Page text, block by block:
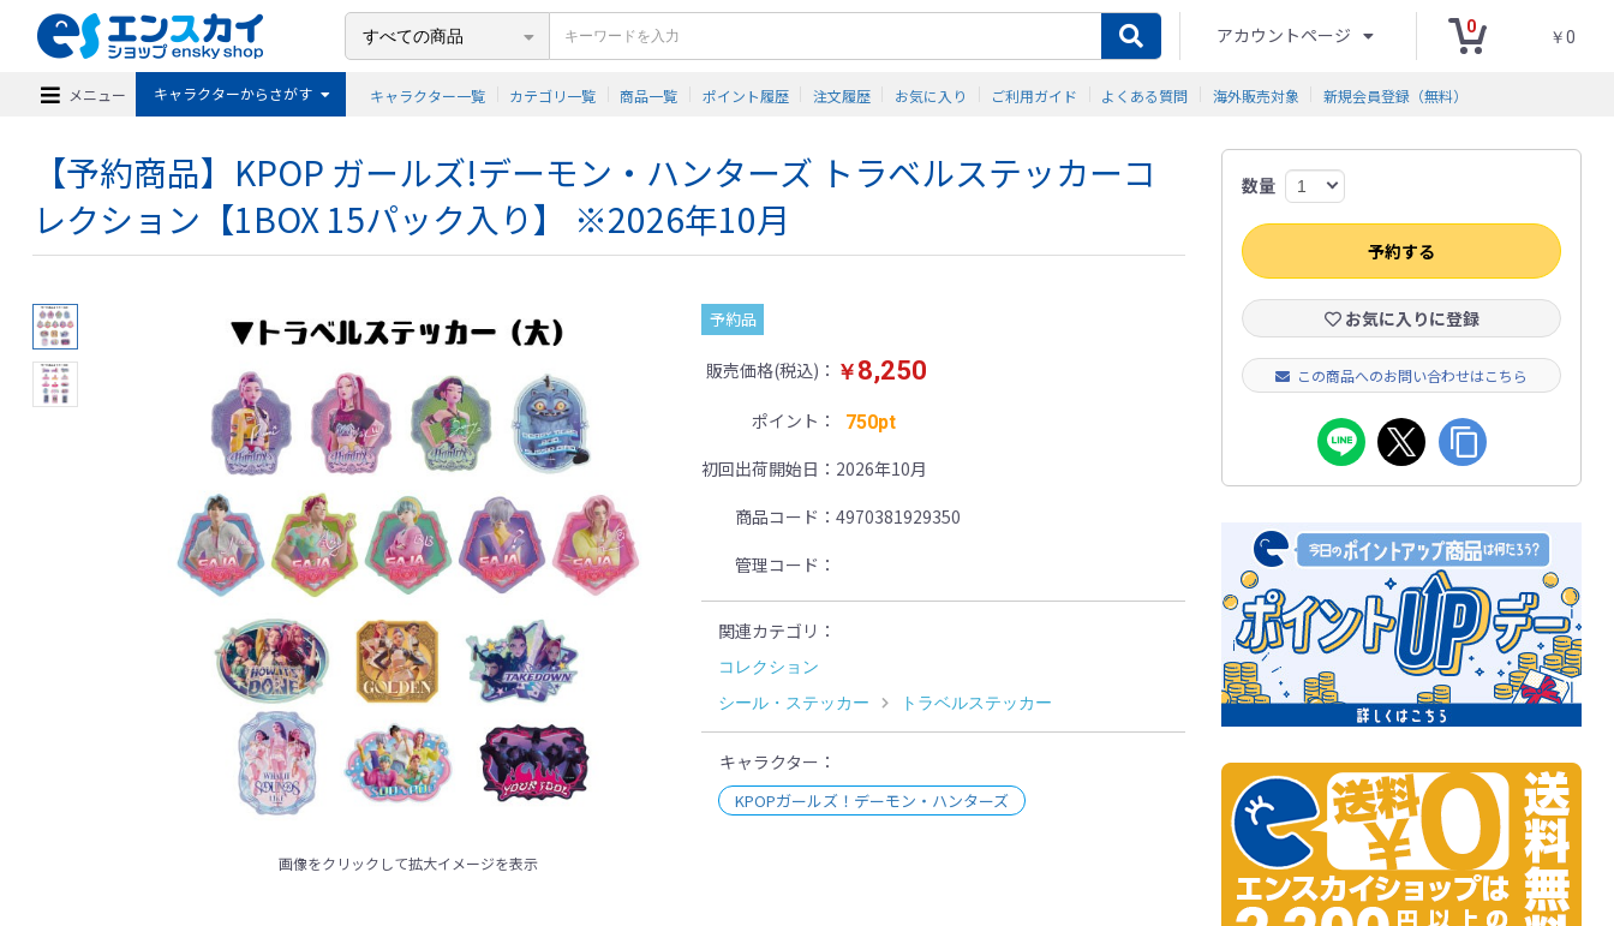
アカウントページ 0
￥0
メニュー キャラクターからさがす キャラクター一覧 カテゴリ一覧 商品一覧 ポイント履歴 注文履歴 お気に入り ご利用ガイド よくある質問 海外販売対象 新規会員登録（無料）
【予約商品】KPOP ガールズ!デーモン・ハンターズ トラベルステッカーコ
レクション【1BOX 15パック入り】 ※2026年10月
画像をクリックして拡大イメージを表示
予約品
販売価格(税込) ￥8,250
ポイント 750pt
初回出荷開始日
2026年10月
商品コード
4970381929350
管理コード
関連カテゴリ
コレクション
シール・ステッカー
トラベルステッカー
キャラクター
KPOPガールズ！デーモン・ハンターズ
数量
予約する
お気に入りに登録
この商品へのお問い合わせはこちら